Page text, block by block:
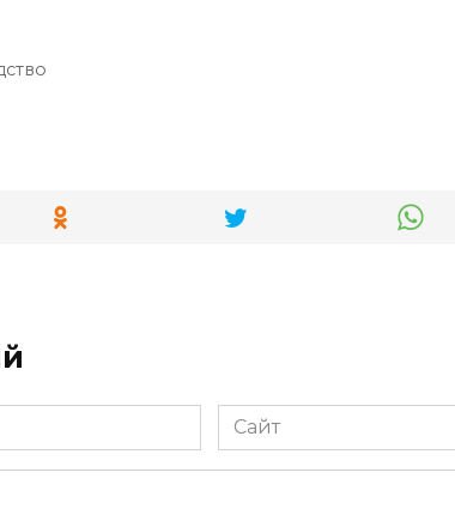
Сайт